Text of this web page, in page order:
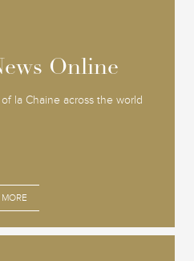
Online
la Chaine across the world
MORE
Online